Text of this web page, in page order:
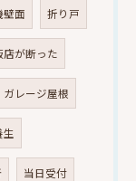
壁面 折り戸
店が断った
ガレージ屋根
生
当日受付